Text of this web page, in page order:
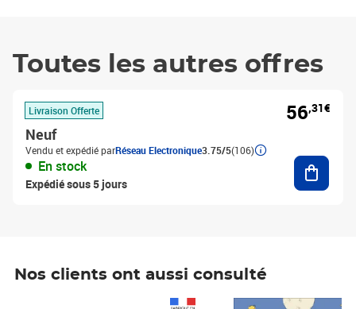
Toutes les autres offres
Livraison Offerte
Neuf
Vendu et expédié parRéseau Electronique3.75/5(106)
En stock
Expédié sous 5 jours
56,31€
Nos clients ont aussi consulté
Prix 7,50€